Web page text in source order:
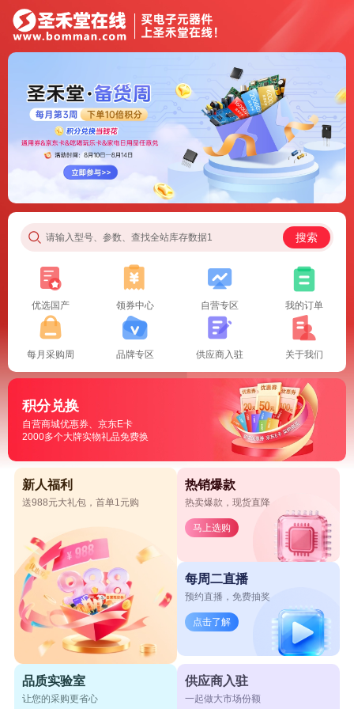
请输入型号、参数、查找全站库存数据1 搜索
优选国产 领券中心 自营专区 我的订单
每月采购周 品牌专区 供应商入驻 关于我们
积分兑换
自营商城优惠券、京东E卡
2000多个大牌实物礼品免费换
新人福利
送988元大礼包，首单1元购
热销爆款
热卖爆款，现货直降
马上选购
每周二直播
预约直播，免费抽奖
点击了解
品质实验室
让您的采购更省心
供应商入驻
一起做大市场份额